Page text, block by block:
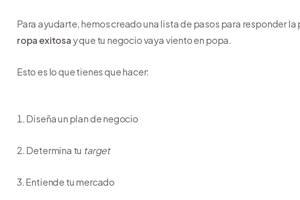
Para ayudarte, hemos creado una lista de pasos para responder la
ropa exitosa y que tu negocio vaya viento en popa.
Esto es lo que tienes que hacer:
Diseña un plan de negocio
Determina tu target
Entiende tu mercado